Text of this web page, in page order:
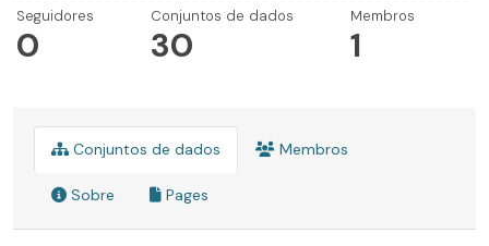
Seguidores
0
Conjuntos de dados
30
Membros
1
Conjuntos de dados Membros
Sobre Pages